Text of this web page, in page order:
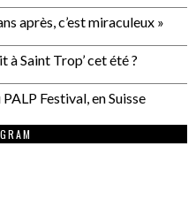
après, c’est miraculeux »
à Saint Trop’ cet été ?
Festival, en Suisse